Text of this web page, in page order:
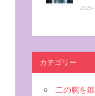
カテゴリー
二の腕を